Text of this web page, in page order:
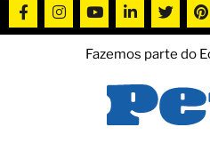
Fazemos parte do